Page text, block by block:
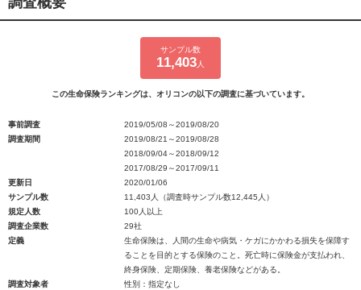
サンプル数
11,403 人
この生命保険ランキングは、オリコンの以下の調査に基づいています。
事前調査
2019/05/08～2019/08/20
調査期間
2019/08/21～2019/08/28
2018/09/04～2018/09/12
2017/08/29～2017/09/11
更新日
2020/01/06
サンプル数
11,403人（調査時サンプル数12,445人）
規定人数
100人以上
調査企業数
29社
定義
生命保険は、人間の生命や病気・ケガにかかわる損失を保障す
ることを目的とする保険のこと。死亡時に保険金が支払われ、
終身保険、定期保険、養老保険などがある。
調査対象者
性別：指定なし